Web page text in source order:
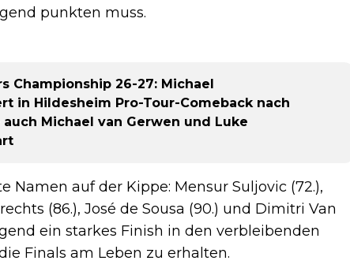
punkten muss.
Championship 26-27: Michael
in Hildesheim Pro-Tour-Comeback nach
Michael van Gerwen und Luke
Namen auf der Kippe: Mensur Suljovic (72.),
(86.), José de Sousa (90.) und Dimitri Van
ein starkes Finish in den verbleibenden
Finals am Leben zu erhalten.